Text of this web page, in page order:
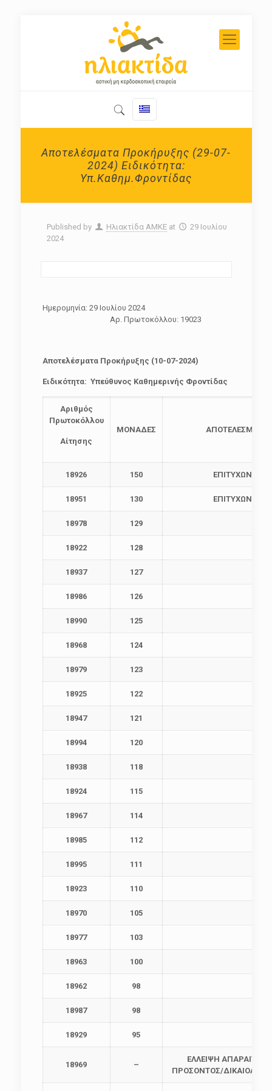
Αποτελέσματα Προκήρυξης (29-07-
2024) Ειδικότητα:
Υπ.Καθημ.Φροντίδας
Published by Ηλιακτίδα ΑΜΚΕ at
29 Ιουλίου
2024
Ημερομηνία: 29 Ιουλίου 2024
Αρ. Πρωτοκόλλου: 19023
Αποτελέσματα Προκήρυξης (10-07-2024)
Ειδικότητα: Υπεύθυνος Καθημερινής Φροντίδας
Αριθμός
Πρωτοκόλλου
Αίτησης
ΜΟΝΑΔΕΣ ΑΠΟΤΕΛΕΣΜΑ
18926 150 ΕΠΙΤΥΧΩΝ
18951 130 ΕΠΙΤΥΧΩΝ
18978 129
18922 128
18937 127
18986 126
18990 125
18968 124
18979 123
18925 122
18947 121
18994 120
18938 118
18924 115
18967 114
18985 112
18995 111
18923 110
18970 105
18977 103
18963 100
18962 98
18987 98
18929 95
18969 –
ΕΛΛΕΙΨΗ
ΠΡΟΣΟΝΤΟΣ/